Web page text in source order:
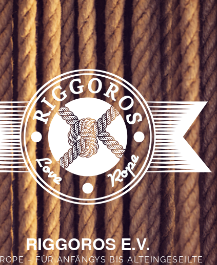
RIGGOROS E.V.
– FÜR ANFÄNGYS BIS ALTEINGESEILTE